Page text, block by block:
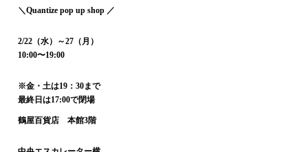
＼Quantize pop up shop ／
2/22（水）～27（月）
10:00〜19:00
※金・土は19：30まで
最終日は17:00で閉場
鶴屋百貨店 本館3階